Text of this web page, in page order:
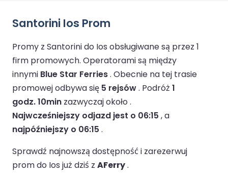
Santorini Ios Prom
Promy z Santorini do Ios obsługiwane są przez 1
firm promowych. Operatorami są między
innymi Blue Star Ferries. Obecnie na tej trasie
promowej odbywa się 5 rejsów. Podróż 1
godz. 10min zazwyczaj około .
Najwcześniejszy odjazd jest o 06:15 , a
najpóźniejszy o 06:15 .
Sprawdź najnowszą dostępność i zarezerwuj
prom do Ios już dziś z AFerry.